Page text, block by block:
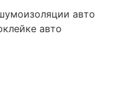
авто
авто